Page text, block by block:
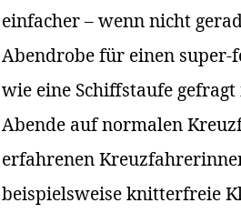
einfacher – wenn nicht
Abendrobe für einen super-
wie eine Schiffstaufe
Abende auf normalen
erfahrenen
beispielsweise knitterfreie